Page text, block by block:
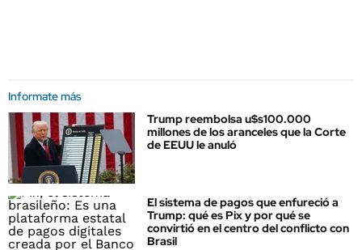
Informate más
Trump reembolsa u$s100.000
millones de los aranceles que la Corte
de EEUU le anuló
El sistema de pagos que enfureció a
Trump: qué es Pix y por qué se
convirtió en el centro del conflicto con
Brasil